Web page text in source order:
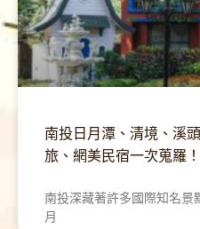
南投日月潭、清境、溪
旅、網美民宿一次蒐羅！
南投深藏著許多國際知名景
月